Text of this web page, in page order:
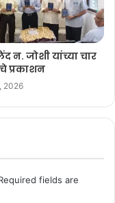
न. जोशी यांच्या चार
प्रकाशन
2026
fields are